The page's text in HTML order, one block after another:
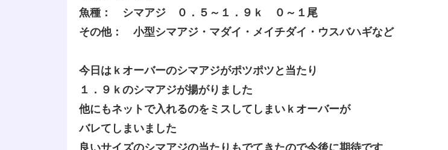
魚種： シマアジ ０．５～１．９ｋ ０～１尾
その他： 小型シマアジ・マダイ・メイチダイ・ウスバハギなど
今日はｋオーバーのシマアジがポツポツと当たり
１．９ｋのシマアジが揚がりました
他にもネットで入れるのをミスしてしまいｋオーバーが
バレてしまいました